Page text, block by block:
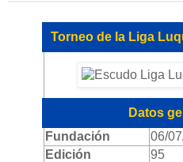
Torneo de la Liga
Datos
Fundación
06/
Edición
95